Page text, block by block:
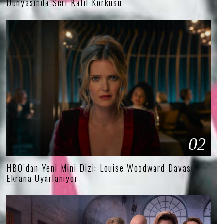
Dünyasında Seri Katil Korkusu
02
HBO’dan Yeni Mini Dizi: Louise Woodward Davası
Ekrana Uyarlanıyor